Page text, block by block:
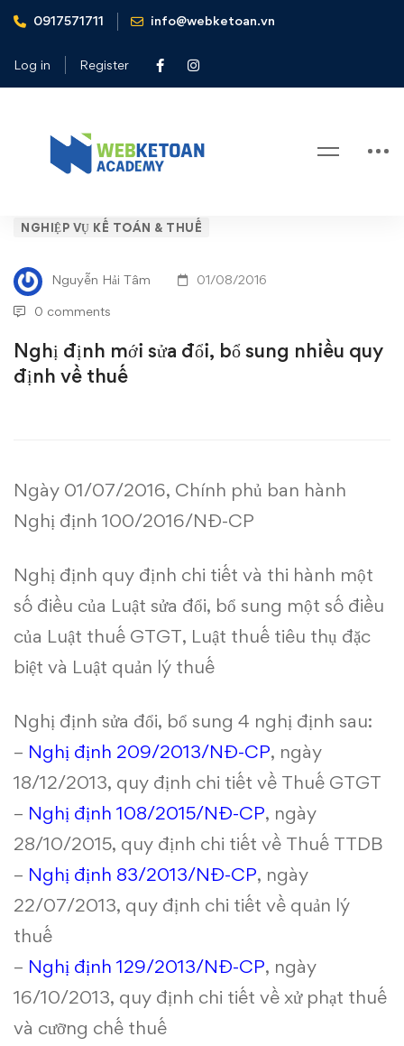
0917571711 info@webketoan.vn
Log in Register
Home
Nghiệp vụ Kế toán & Thuế
Nghị
định
mới
sửa
đổi,
sung
nhiều
định
về
thuế
NGHIỆP VỤ KẾ TOÁN & THUẾ
Nguyễn Hải Tâm 01/08/2016
0 comments
Nghị định mới sửa đổi, bổ sung nhiều quy
định về thuế
Ngày 01/07/2016, Chính phủ ban hành
Nghị định 100/2016/NĐ-CP
Nghị định quy định chi tiết và thi hành một
số điều của Luật sửa đổi, bổ sung một số điều
của Luật thuế GTGT, Luật thuế tiêu thụ đặc
biệt và Luật quản lý thuế
Nghị định sửa đổi, bổ sung 4 nghị định sau:
– Nghị định 209/2013/NĐ-CP, ngày
18/12/2013, quy định chi tiết về Thuế GTGT
– Nghị định 108/2015/NĐ-CP, ngày
28/10/2015, quy định chi tiết về Thuế TTDB
– Nghị định 83/2013/NĐ-CP, ngày
22/07/2013, quy định chi tiết về quản lý
thuế
– Nghị định 129/2013/NĐ-CP, ngày
16/10/2013, quy định chi tiết về xử phạt thuế
và cưỡng chế thuế